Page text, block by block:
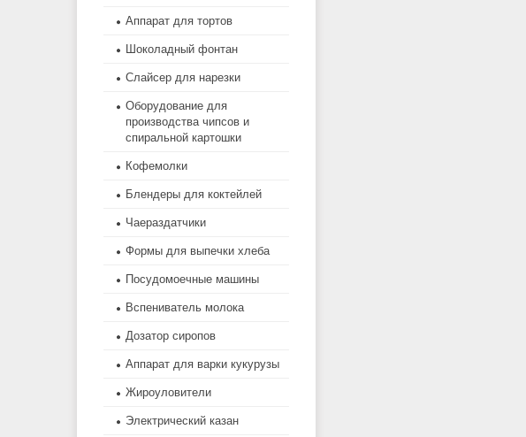
Аппарат для тортов
Шоколадный фонтан
Слайсер для нарезки
Оборудование для
производства чипсов и
спиральной картошки
Кофемолки
Блендеры для коктейлей
Чаераздатчики
Формы для выпечки хлеба
Посудомоечные машины
Вспениватель молока
Дозатор сиропов
Аппарат для варки кукурузы
Жироуловители
Электрический казан